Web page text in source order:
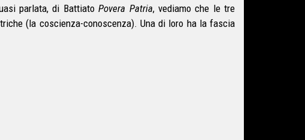
parlata, di BattiatoPovera Patria, vediamo che le tre
(la coscienza-conoscenza). Una di loro ha la fascia